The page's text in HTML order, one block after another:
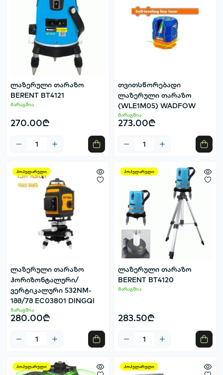
ლაზერული თარაზო
BERENT BT4121
მარაგშია
270.00₾
თვითსწორებადი
ლაზერული თარაზო
(WLE1M05) WADFOW
მარაგშია
273.00₾
პოპულარული
ლაზერული თარაზო
ჰორიზონტალური/
ვერტიკალური 532NM-
1მმ/7მ EC03801 DINGQI
მარაგშია
280.00₾
პოპულარული
ლაზერული თარაზო
BERENT BT4120
მარაგშია
283.50₾
პოპულარული პოპულარული